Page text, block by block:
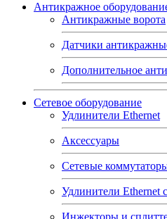
Антикражное
Антикражные ворота
Датчики
Дополнительное
Сетевое оборудование
Удлинители Ethernet
Аксессуары
Сетевые
Удлинители Ethernet
Инжекторы и